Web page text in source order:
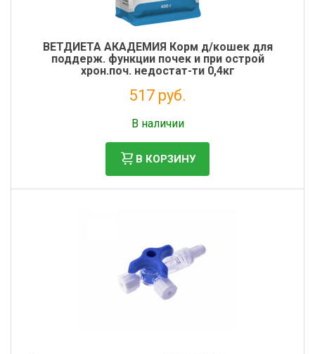
ВЕТДИЕТА АКАДЕМИЯ Корм д/кошек для
поддерж. функции почек и при острой
хрон.поч. недостат-ти 0,4кг
517 руб.
В наличии
В КОРЗИНУ